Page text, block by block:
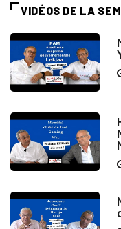
VIDÉOS DE LA